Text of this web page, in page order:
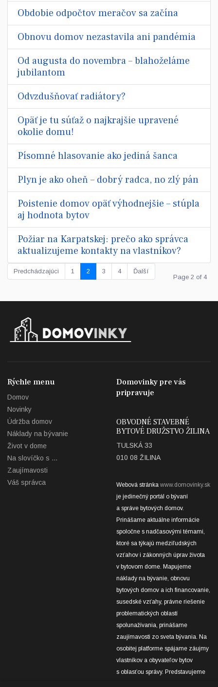
Obdobie odpočtov meračov sa začína
Obnovu domov nezastavila ani pandémia
Od augusta do novembra – blahoželáme
jubilantom
Odvzdušňovať radiátory?
Opäť je tu súťaž o najkrajšie upravené
okolie domu!
Písomné hlasovanie ako jediná šanca
Plyn je ako oheň – dobrý radca, no zlý pán
Poistenie domov opäť výhodnejšie – stúpla
aj hodnota bytov
Požiar na Karpatskej: prečo ako správca
aktualizujeme kontakty na vlastníkov?
Page 2 of 4
Predchádzajúci 1 2 3 4 Ďalší
Rýchle menu
Domov
Novinky
Údržba domov
Náklady na bývanie
Život v dome
Na slovíčko s ...
Zaujímavosti
Váš správca
Domovinky pre vás
pripravuje
OBVODNÉ STAVEBNÉ
BYTOVÉ DRUŽSTVO ŽILINA
TULSKÁ 33
010 08 ŽILINA
Webová stránka www.domovinky.sk
je jedinečný portál o bývaní
a správe bytových domov.
Prinášame aktuálne informácie
spoločne s nadčasovými témami,
ktoré sa týkajú medziľudských
vzťahov i zákonných úprav života
v bytovom dome. Mapujeme
náklady na bývanie, obnovu
bytových domov a ich financovanie,
susedské vzťahy, právne riešenie
problematických oblastí
spolunažívania, prinášame
zaujímavosti zo sveta bývania. Na
osobitej platforme spájame záujmy
vlastníkov a obyvateľov bytov
s oblasťou správy. Predstavujeme